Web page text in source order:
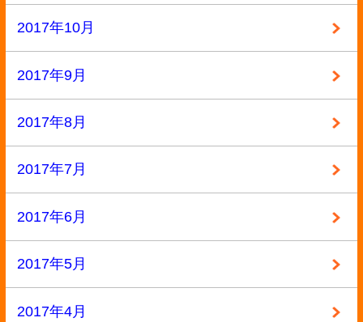
2016年6月
2016年3月
2016年2月
2016年1月
2015年12月
2015年11月